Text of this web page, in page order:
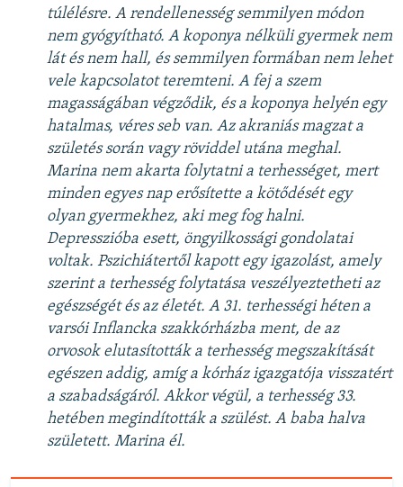
túlélésre. A rendellenesség semmilyen módon
nem gyógyítható. A koponya nélküli gyermek nem
lát és nem hall, és semmilyen formában nem lehet
vele kapcsolatot teremteni. A fej a szem
magasságában végződik, és a koponya helyén egy
hatalmas, véres seb van. Az akraniás magzat a
születés során vagy röviddel utána meghal.
Marina nem akarta folytatni a terhességet, mert
minden egyes nap erősítette a kötődését egy
olyan gyermekhez, aki meg fog halni.
Depresszióba esett, öngyilkossági gondolatai
voltak. Pszichiátertől kapott egy igazolást, amely
szerint a terhesség folytatása veszélyeztetheti az
egészségét és az életét. A 31. terhességi héten a
varsói Inflancka szakkórházba ment, de az
orvosok elutasították a terhesség megszakítását
egészen addig, amíg a kórház igazgatója visszatért
a szabadságáról. Akkor végül, a terhesség 33.
hetében megindították a szülést. A baba halva
született. Marina él.